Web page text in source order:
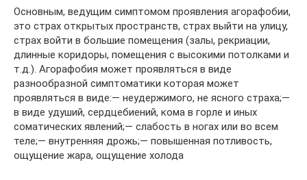
Основным, ведущим симптомом проявления агорафобии,
это страх открытых пространств, страх выйти на улицу,
страх войти в большие помещения (залы, рекриации,
длинные коридоры, помещения с высокими потолками и
т.д.). Агорафобия может проявляться в виде
разнообразной симптоматики которая может
проявляться в виде:— неудержимого, не ясного страха;—
в виде удуший, сердцебиений, кома в горле и иных
соматических явлений;— слабость в ногах или во всем
теле;— внутренняя дрожь;— повышенная потливость,
ощущение жара, ощущение холода